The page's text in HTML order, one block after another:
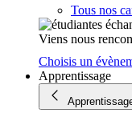
Tous nos
Viens nous
Choisis un
Apprentissage